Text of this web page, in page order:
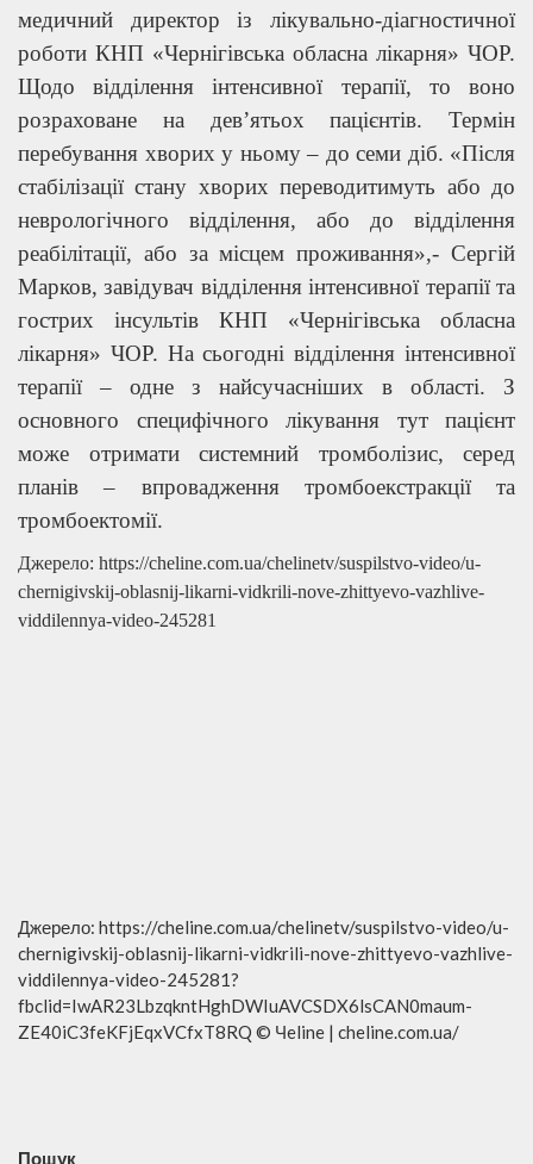
медичний директор із лікувально-діагностичної
роботи КНП «Чернігівська обласна лікарня» ЧОР.
Щодо відділення інтенсивної терапії, то воно
розраховане на дев’ятьох пацієнтів. Термін
перебування хворих у ньому – до семи діб. «Після
стабілізації стану хворих переводитимуть або до
неврологічного відділення, або до відділення
реабілітації, або за місцем проживання»,- Сергій
Марков, завідувач відділення інтенсивної терапії та
гострих інсультів КНП «Чернігівська обласна
лікарня» ЧОР. На сьогодні відділення інтенсивної
терапії – одне з найсучасніших в області. З
основного специфічного лікування тут пацієнт
може отримати системний тромболізис, серед
планів – впровадження тромбоекстракції та
тромбоектомії.
Джерело: https://cheline.com.ua/chelinetv/suspilstvo-video/u-
chernigivskij-oblasnij-likarni-vidkrili-nove-zhittyevo-vazhlive-
viddilennya-video-245281
Джерело: https://cheline.com.ua/chelinetv/suspilstvo-video/u-
chernigivskij-oblasnij-likarni-vidkrili-nove-zhittyevo-vazhlive-
viddilennya-video-245281?
fbclid=IwAR23LbzqkntHghDWIuAVCSDX6lsCAN0maum-
ZE40iC3feKFjEqxVCfxT8RQ © Чeline | cheline.com.ua/
Пошук